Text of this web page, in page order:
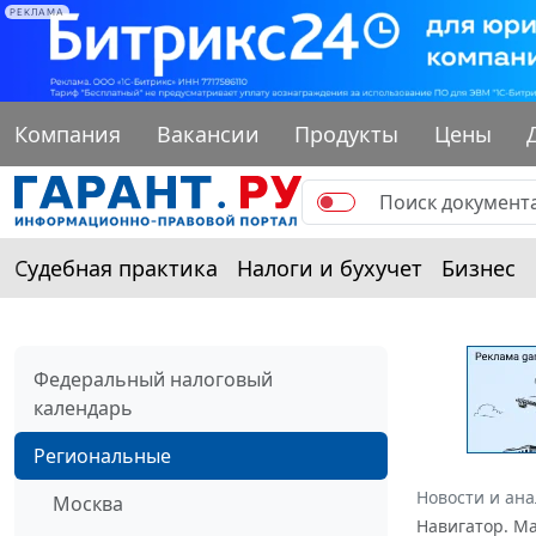
РЕКЛАМА
Компания Вакансии Продукты Цены
Судебная практика Налоги и бухучет Бизнес
Федеральный налоговый
календарь
Региональные
Москва
Новости и
Навигатор.